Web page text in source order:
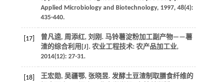
Applied Microbiology and Biotechnology, 1997, 48(4):
435-440.
[17]
曾凡逵, 周添红, 刘刚. 马铃薯淀粉加工副产物——薯
渣的综合利用[J]. 农业工程技术: 农产品加工业,
2014(12): 27-31.
[18]
王宏勋, 吴疆鄂, 张晓昱. 发酵土豆渣制取膳食纤维的